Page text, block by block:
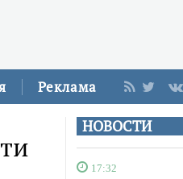
Реклама
НОВОСТИ
17:32